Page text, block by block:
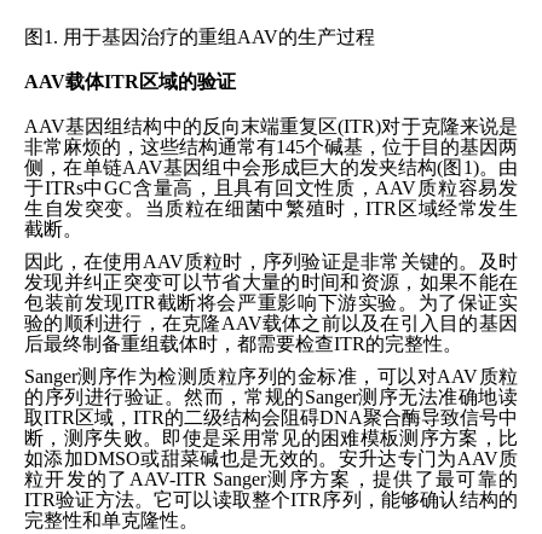
图1. 用于基因治疗的重组AAV的生产过程
AAV载体ITR区域的验证
AAV基因组结构中的反向末端重复区(ITR)对于克隆来说是
非常麻烦的，这些结构通常有145个碱基，位于目的基因两
侧，在单链AAV基因组中会形成巨大的发夹结构(图1)。由
于ITRs中GC含量高，且具有回文性质，AAV质粒容易发
生自发突变。当质粒在细菌中繁殖时，ITR区域经常发生
截断。
因此，在使用AAV质粒时，序列验证是非常关键的。及时
发现并纠正突变可以节省大量的时间和资源，如果不能在
包装前发现ITR截断将会严重影响下游实验。为了保证实
验的顺利进行，在克隆AAV载体之前以及在引入目的基因
后最终制备重组载体时，都需要检查ITR的完整性。
Sanger测序作为检测质粒序列的金标准，可以对AAV质粒
的序列进行验证。然而，常规的Sanger测序无法准确地读
取ITR区域，ITR的二级结构会阻碍DNA聚合酶导致信号中
断，测序失败。即使是采用常见的困难模板测序方案，比
如添加DMSO或甜菜碱也是无效的。安升达专门为AAV质
粒开发的了AAV-ITR Sanger测序方案，提供了最可靠的
ITR验证方法。它可以读取整个ITR序列，能够确认结构的
完整性和单克隆性。